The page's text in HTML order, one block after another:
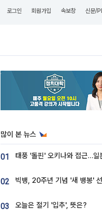
로그인 회원가입 속보창 신문/
많이 본 뉴스
01
02
03 오늘은 절기 '입추', 뜻은?